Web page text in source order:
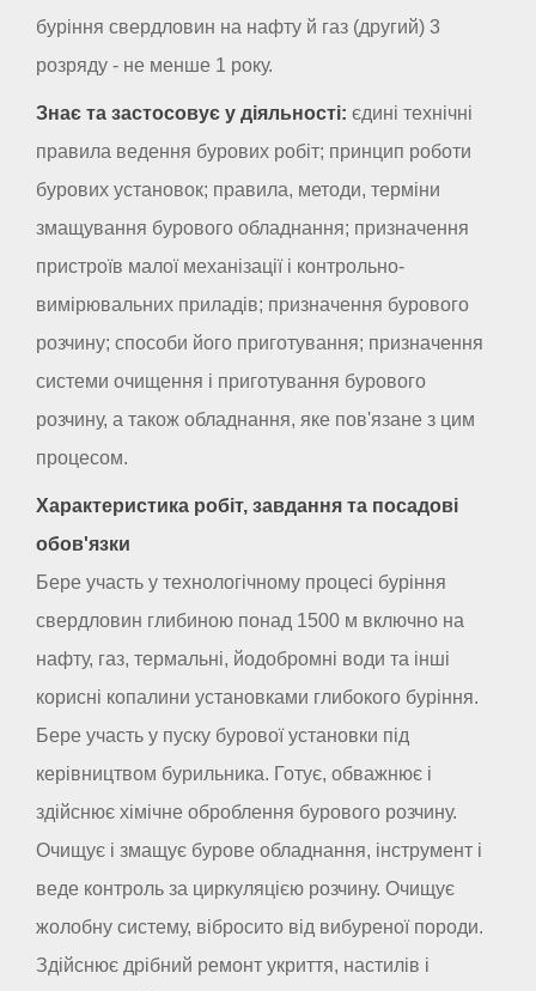
буріння свердловин на нафту й газ (другий) 3
розряду - не менше 1 року.
Знає та застосовує у діяльності: єдині технічні
правила ведення бурових робіт; принцип роботи
бурових установок; правила, методи, терміни
змащування бурового обладнання; призначення
пристроїв малої механізації і контрольно-
вимірювальних приладів; призначення бурового
розчину; способи його приготування; призначення
системи очищення і приготування бурового
розчину, а також обладнання, яке пов'язане з цим
процесом.
Характеристика робіт, завдання та посадові
обов'язки
Бере участь у технологічному процесі буріння
свердловин глибиною понад 1500 м включно на
нафту, газ, термальні, йодобромні води та інші
корисні копалини установками глибокого буріння.
Бере участь у пуску бурової установки під
керівництвом бурильника. Готує, обважнює і
здійснює хімічне оброблення бурового розчину.
Очищує і змащує бурове обладнання, інструмент і
веде контроль за циркуляцією розчину. Очищує
жолобну систему, вібросито від вибуреної породи.
Здійснює дрібний ремонт укриття, настилів і